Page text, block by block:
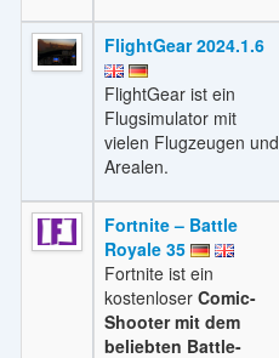
FlightGear 2024.1.6
FlightGear ist ein
Flugsimulator mit
vielen Flugzeugen und
Arealen.
Fortnite – Battle
Royale 35
Fortnite ist ein
kostenloser Comic-
Shooter mit dem
beliebten Battle-